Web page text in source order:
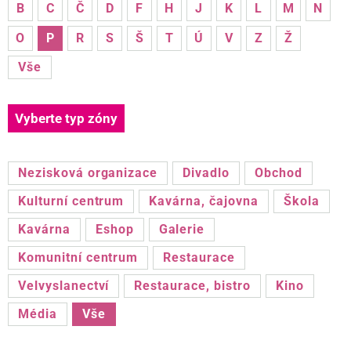
B C Č D F H J K L M
N
O
P R S Š T Ú V Z
Ž
Vše
Vyberte typ zóny
Nezisková organizace Divadlo
Obchod
Kulturní centrum
Kavárna, čajovna
Škola
Kavárna
Eshop
Galerie
Komunitní centrum
Restaurace
Velvyslanectví
Restaurace, bistro
Kino
Média
Vše